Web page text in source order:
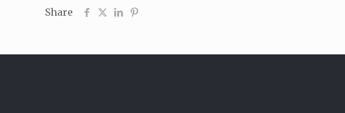
Share